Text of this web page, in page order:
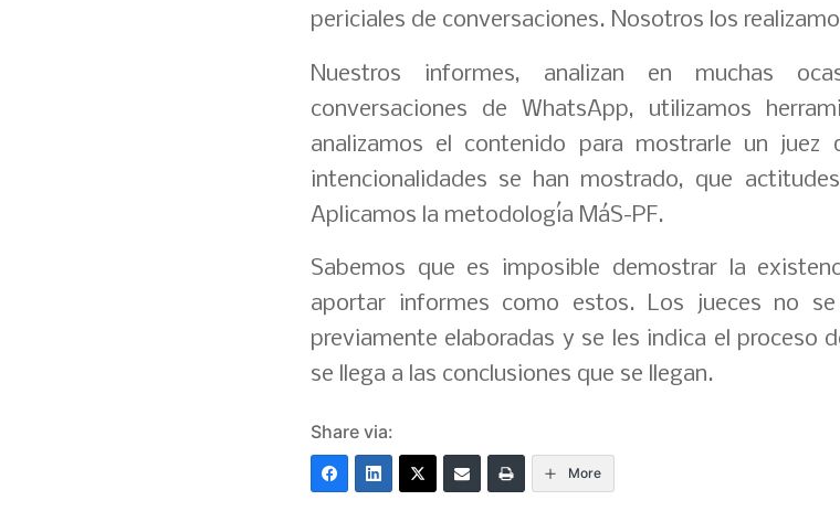
periciales de conversaciones. Nosotros los
Nuestros informes, analizan en muchas
conversaciones de WhatsApp, utilizamos
analizamos el contenido para mostrarle un
intencionalidades se han mostrado, que
Aplicamos la metodología MáS-PF.
Sabemos que es imposible demostrar la
aportar informes como estos. Los jueces no
previamente elaboradas y se les indica el proceso
se llega a las conclusiones que se llegan.
Share via:
More